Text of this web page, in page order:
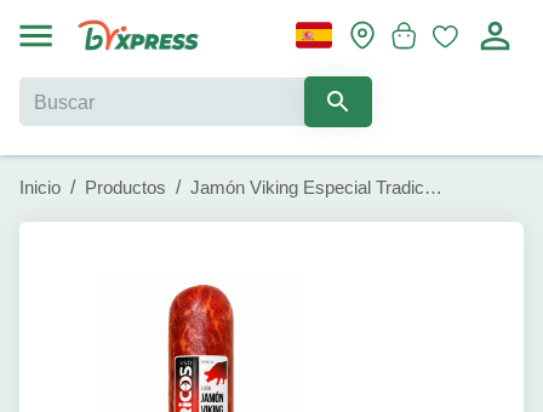
Inicio / Productos / Jamón Viking Especial Tradicional Y&D (500g)